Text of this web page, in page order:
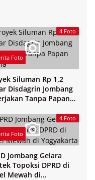
4 Foto
Foto
Siluman Rp 1,2
Disdagrin Jombang
Tanpa Papan
4 Foto
Foto
Jombang Gelara
Topoksi DPRD di
Mewah di